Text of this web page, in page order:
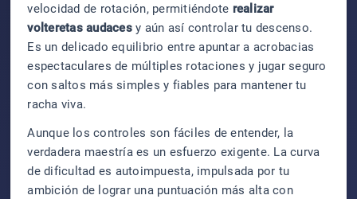
velocidad de rotación, permitiéndote realizar
volteretas audacesy aún así controlar tu descenso.
Es un delicado equilibrio entre apuntar a acrobacias
espectaculares de múltiples rotaciones y jugar seguro
con saltos más simples y fiables para mantener tu
racha viva.
Aunque los controles son fáciles de entender, la
verdadera maestría es un esfuerzo exigente. La curva
de dificultad es autoimpuesta, impulsada por tu
ambición de lograr una puntuación más alta con